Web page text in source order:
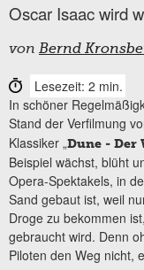
Oscar Isaac wird
von Bernd
Lesezeit: 2 min.
In schöner
Stand der Verfilmung
Klassiker „Dune - Der
Beispiel wächst, blüht
Opera-Spektakels, in
Sand gebaut ist, weil
Droge zu bekommen
gebraucht wird. Denn
Piloten den Weg nicht,